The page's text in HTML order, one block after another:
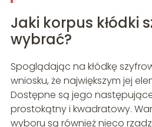
Jaki korpus kłódki
wybrać?
Spoglądając na kłódkę
wniosku, że największym jej
Dostępne są jego następujące
prostokątny i kwadratowy.
wyboru są również nieco